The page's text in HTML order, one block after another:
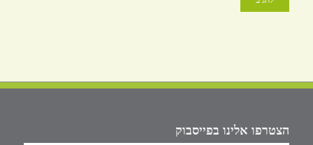
הצטרפו אלינו בפייסבוק